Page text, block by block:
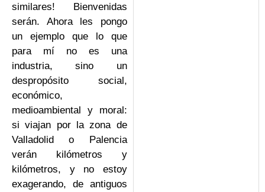
similares! Bienvenidas
serán. Ahora les pongo
un ejemplo que lo que
para mí no es una
industria, sino un
despropósito social,
económico,
medioambiental y moral:
si viajan por la zona de
Valladolid o Palencia
verán kilómetros y
kilómetros, y no estoy
exagerando, de antiguos